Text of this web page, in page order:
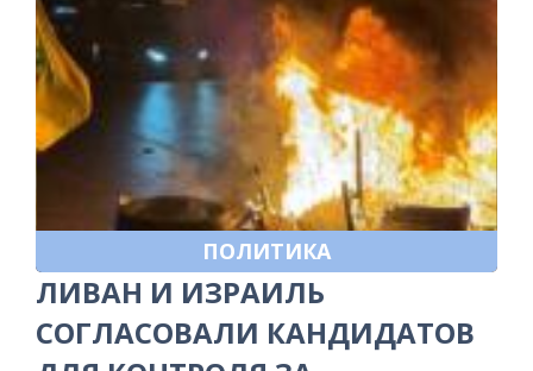
ПОЛИТИКА
ЛИВАН И ИЗРАИЛЬ
СОГЛАСОВАЛИ КАНДИДАТОВ